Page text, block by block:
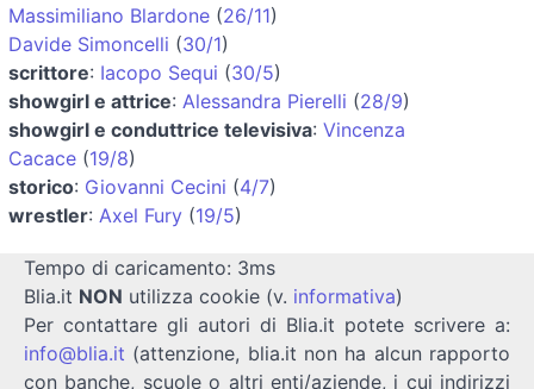
Massimiliano Blardone (26/11)
Davide Simoncelli (30/1)
scrittore: Iacopo Sequi (30/5)
showgirl e attrice: Alessandra Pierelli (28/9)
showgirl e conduttrice televisiva: Vincenza
Cacace (19/8)
storico: Giovanni Cecini (4/7)
wrestler: Axel Fury (19/5)
Tempo di caricamento: 3ms
Blia.it NON utilizza cookie (v. informativa)
Per contattare gli autori di Blia.it potete scrivere a:
info@blia.it (attenzione, blia.it non ha alcun rapporto
con banche, scuole o altri enti/aziende, i cui indirizzi